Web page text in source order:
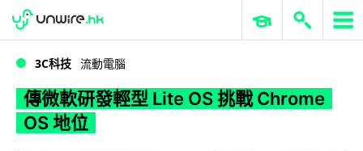
WWDC 2026 ERP 與商業 AI
3C科技 流動電腦
傳微軟研發輕型 Lite OS 挑戰 Chrome
OS 地位